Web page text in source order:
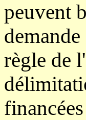
peuvent
règle de